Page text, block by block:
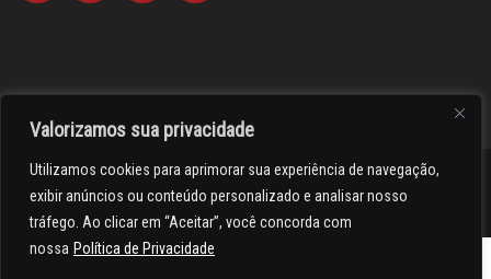
Valorizamos sua privacidade
Utilizamos cookies para aprimorar sua experiência de navegação,
exibir anúncios ou conteúdo personalizado e analisar nosso
tráfego. Ao clicar em “Aceitar”, você concorda com
nossa Política de Privacidade
><(((º> 17